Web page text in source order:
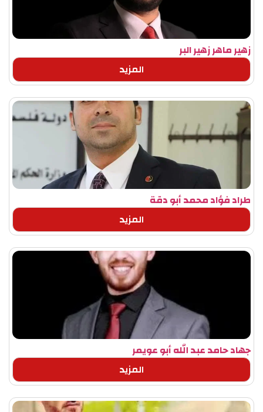
زهير ماهر زهير البر
المزيد
طراد فؤاد محمد أبو دقة
المزيد
جهاد حامد عبد الله أبو عويمر
المزيد